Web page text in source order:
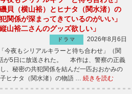
磯貝（横山裕）とヒナタ（関水渚）の
関係が深まってきているのがいい」
縦山裕二さんのグッズ欲しい」
ドラマ
2026年8月6日
今夜もシリアルキラーと待ち合わせ」（関
が5日に放送された。 本作は、警察の正義
、秘密の共犯関係を結んだ一匹おおかみの
ヒナタ（関水渚）の物語 … 続きを読む